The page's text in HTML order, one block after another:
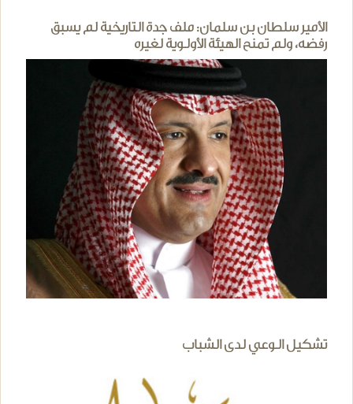
الأمير سلطان بن سلمان: ملف جدة التاريخية لم يسبق
رفضه، ولم تمنح الهيئة الأولوية لغيره
تشكيل الوعي لدى الشباب